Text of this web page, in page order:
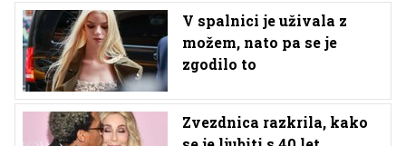
V spalnici je uživala z
možem, nato pa se je
zgodilo to
Zvezdnica razkrila, kako